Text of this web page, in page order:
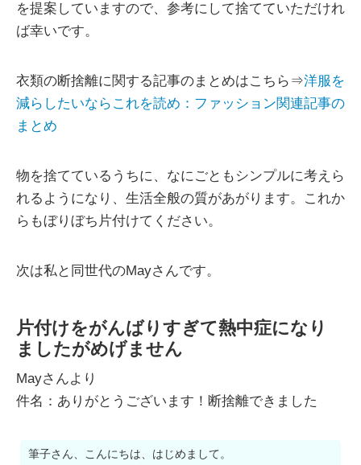
を提案していますので、参考にして捨てていただけれ
ば幸いです。
衣類の断捨離に関する記事のまとめはこちら⇒洋服を
減らしたいならこれを読め：ファッション関連記事の
まとめ
物を捨てているうちに、なにごともシンプルに考えら
れるようになり、生活全般の質があがります。これか
らもぼりぼち片付けてください。
次は私と同世代のMayさんです。
片付けをがんばりすぎて熱中症になり
ましたがめげません
Mayさんより
件名：ありがとうございます！断捨離できました
筆子さん、こんにちは、はじめまして。